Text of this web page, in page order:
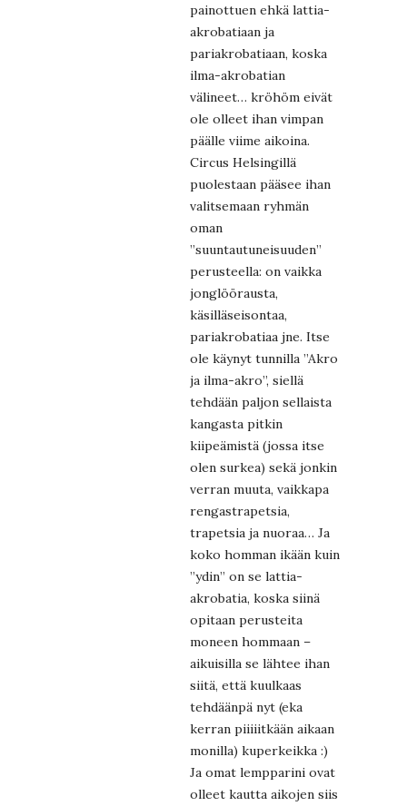
painottuen ehkä lattia-
akrobatiaan ja
pariakrobatiaan, koska
ilma-akrobatian
välineet… kröhöm eivät
ole olleet ihan vimpan
päälle viime aikoina.
Circus Helsingillä
puolestaan pääsee ihan
valitsemaan ryhmän
oman
”suuntautuneisuuden”
perusteella: on vaikka
jonglöörausta,
käsilläseisontaa,
pariakrobatiaa jne. Itse
ole käynyt tunnilla ”Akro
ja ilma-akro”, siellä
tehdään paljon sellaista
kangasta pitkin
kiipeämistä (jossa itse
olen surkea) sekä jonkin
verran muuta, vaikkapa
rengastrapetsia,
trapetsia ja nuoraa… Ja
koko homman ikään kuin
”ydin” on se lattia-
akrobatia, koska siinä
opitaan perusteita
moneen hommaan –
aikuisilla se lähtee ihan
siitä, että kuulkaas
tehdäänpä nyt (eka
kerran piiiiitkään aikaan
monilla) kuperkeikka :)
Ja omat lempparini ovat
olleet kautta aikojen siis